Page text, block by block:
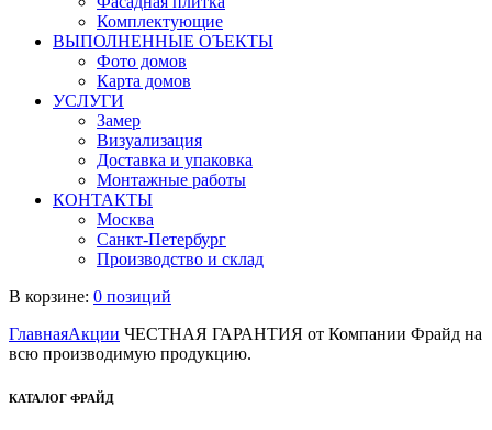
Комплектующие
ВЫПОЛНЕННЫЕ ОЪЕКТЫ
Фото домов
Карта домов
УСЛУГИ
Замер
Визуализация
Доставка и упаковка
Монтажные работы
КОНТАКТЫ
Москва
Санкт-Петербург
Производство и склад
В корзине: 0 позиций
ГлавнаяАкции ЧЕСТНАЯ ГАРАНТИЯ от Компании Фрайд на
всю производимую продукцию.
КАТАЛОГ ФРАЙД